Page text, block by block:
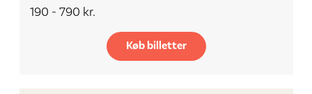
190 - 790 kr.
Køb billetter